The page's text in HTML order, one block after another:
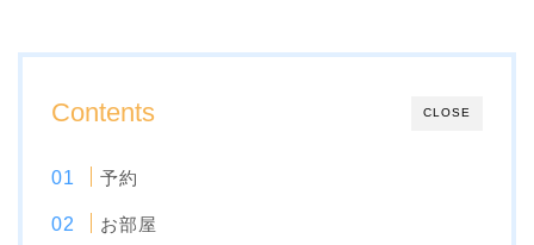
CLOSE
Contents
予約
お部屋